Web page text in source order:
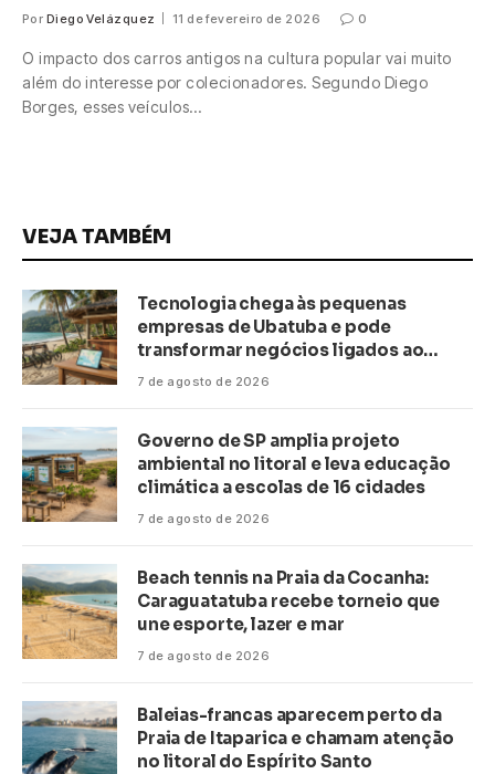
Por Diego Velázquez 11 de fevereiro de 2026 0
O impacto dos carros antigos na cultura popular vai muito
além do interesse por colecionadores. Segundo Diego
Borges, esses veículos…
VEJA TAMBÉM
Tecnologia chega às pequenas
empresas de Ubatuba e pode
transformar negócios ligados ao
turismo no litoral
7 de agosto de 2026
Governo de SP amplia projeto
ambiental no litoral e leva educação
climática a escolas de 16 cidades
7 de agosto de 2026
Beach tennis na Praia da Cocanha:
Caraguatatuba recebe torneio que
une esporte, lazer e mar
7 de agosto de 2026
Baleias-francas aparecem perto da
Praia de Itaparica e chamam atenção
no litoral do Espírito Santo